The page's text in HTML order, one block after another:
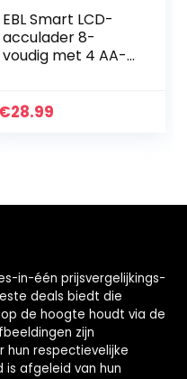
EBL Smart LCD-
acculader 8-
voudig met 4 AA-
batterijen 1100
€28.99
in-één prijsvergelijkings-
deals biedt die
de hoogte houdt via de
zijn
hun respectievelijke
is afgeleid van hun